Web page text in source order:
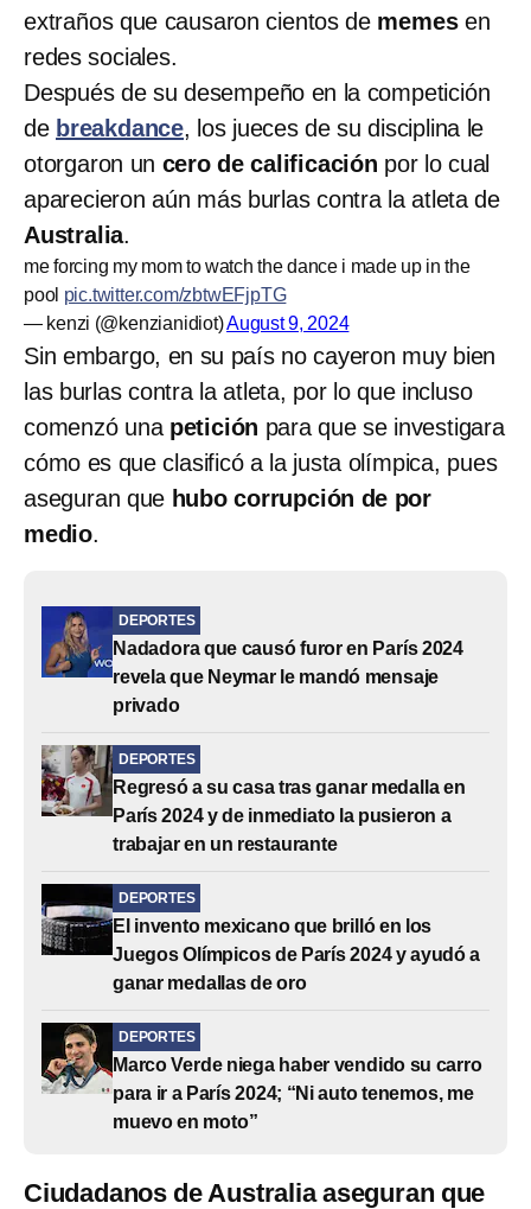
extraños que causaron cientos de memesen
redes sociales.
Después de su desempeño en la competición
de breakdance, los jueces de su disciplina le
otorgaron un cero de calificación por lo cual
aparecieron aún más burlas contra la atleta de
Australia.
me forcing my mom to watch the dance i made up in the
pool pic.twitter.com/zbtwEFjpTG
— kenzi (@kenzianidiot)August 9, 2024
Sin embargo, en su país no cayeron muy bien
las burlas contra la atleta, por lo que incluso
comenzó una petición para que se investigara
cómo es que clasificó a la justa olímpica, pues
aseguran que hubo corrupción de por
medio.
DEPORTES
Nadadora que causó furor en París 2024
revela que Neymar le mandó mensaje
privado
DEPORTES
Regresó a su casa tras ganar medalla en
París 2024 y de inmediato la pusieron a
trabajar en un restaurante
DEPORTES
El invento mexicano que brilló en los
Juegos Olímpicos de París 2024 y ayudó a
ganar medallas de oro
DEPORTES
Marco Verde niega haber vendido su carro
para ir a París 2024; “Ni auto tenemos, me
muevo en moto”
Ciudadanos de Australia aseguran que